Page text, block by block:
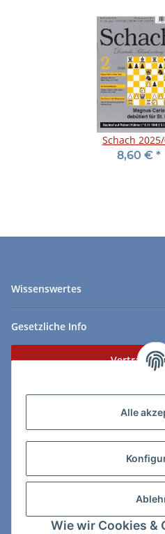
Alle
Wie wir Cookies &
Schach
8,60 € *
Wissenswertes
Gesetzliche Info
Vertrag
ChessWare Schachversand